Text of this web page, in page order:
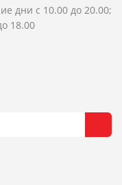
дни с 10.00 до 20.00;
18.00